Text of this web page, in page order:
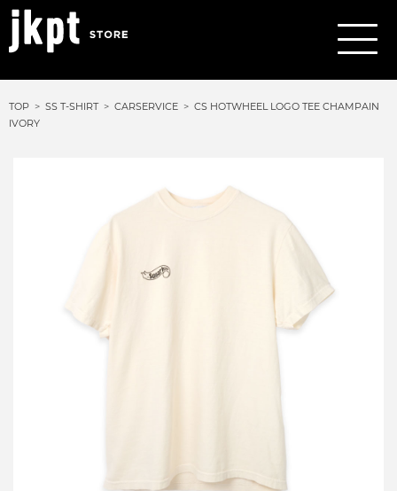
TOP SS T-SHIRT CARSERVICE
CS HOTWHEEL LOGO TEE CHAMPAIN
IVORY